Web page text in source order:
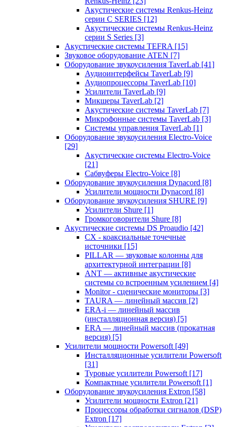
Акустические системы Renkus-Heinz
серии C SERIES [12]
Акустические системы Renkus-Heinz
серии S Series [3]
Акустические системы TEFRA [15]
Звуковое оборудование ATEN [7]
Оборудование звукоусиления TaverLab [41]
Аудиоинтерфейсы TaverLab [9]
Аудиопроцессоры TaverLab [10]
Усилители TaverLab [9]
Микшеры TaverLab [2]
Акустические системы TaverLab [7]
Микрофонные системы TaverLab [3]
Системы управления TaverLab [1]
Оборудование звукоусиления Electro-Voice
[29]
Акустические системы Electro-Voice
[21]
Сабвуферы Electro-Voice [8]
Оборудование звукоусиления Dynacord [8]
Усилители мощности Dynacord [8]
Оборудование звукоусиления SHURE [9]
Усилители Shure [1]
Громкоговорители Shure [8]
Акустические системы DS Proaudio [42]
CX - коаксиальные точечные
источники [15]
PILLAR — звуковые колонны для
архитектурной интеграции [8]
ANT — активные акустические
системы со встроенным усилением [4]
Monitor - сценические мониторы [3]
TAURA — линейный массив [2]
ERA-i — линейный массив
(инсталляционная версия) [5]
ERA — линейный массив (прокатная
версия) [5]
Усилители мощности Powersoft [49]
Инсталляционные усилители Powersoft
[31]
Туровые усилители Powersoft [17]
Компактные усилители Powersoft [1]
Оборудование звукоусиления Extron [58]
Усилители мощности Extron [21]
Процессоры обработки сигналов (DSP)
Extron [17]